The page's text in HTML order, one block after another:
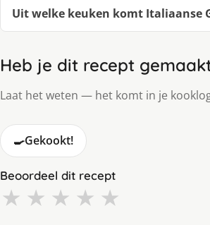
Uit welke keuken komt Italiaanse
Heb je dit recept
Laat het weten — het komt in je
🍳Gekookt!
Beoordeel dit recept
★ ★ ★ ★ ★